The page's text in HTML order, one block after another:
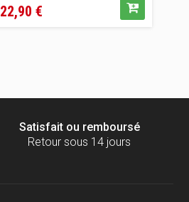
22,90 €
Satisfait ou remboursé
Retour sous 14 jours